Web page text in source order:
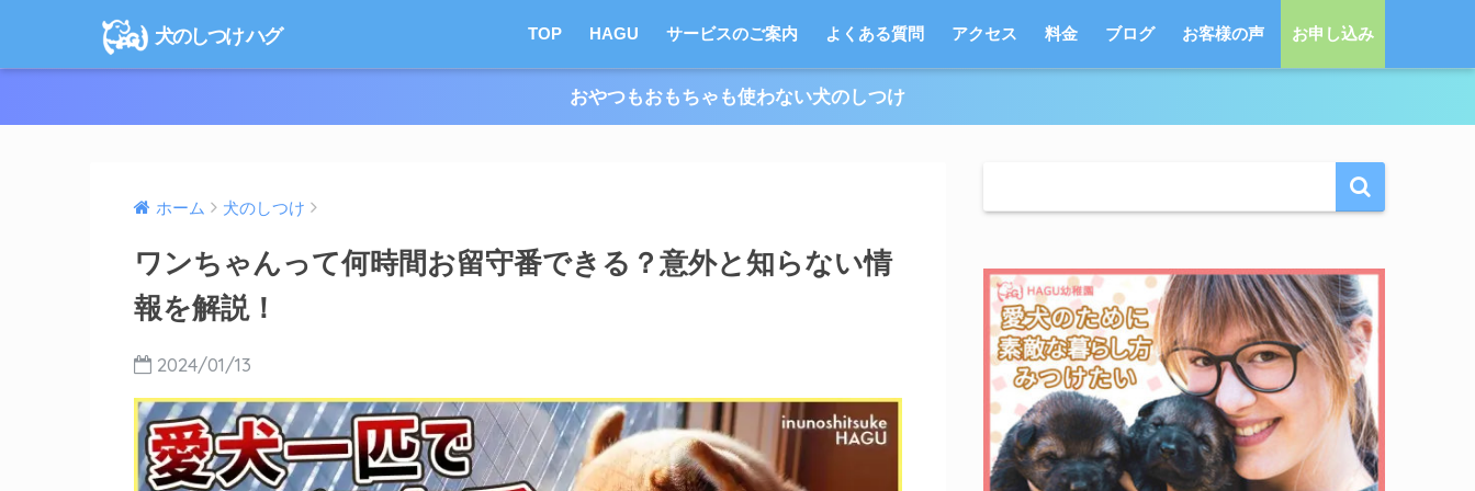
犬のしつけ ハグ TOP HAGU サービスのご案内 よくある質問 アクセス 料金 ブログ お客様の声 お申し込み
おやつもおもちゃも使わない犬のしつけ
ホーム 犬のしつけ
ワンちゃんって何時間お留守番できる？意外と知らない情
報を解説！
2024/01/13